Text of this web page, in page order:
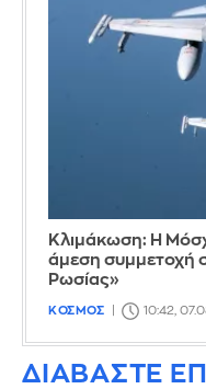
Κλιμάκωση: Η
άμεση συμμετοχή
Ρωσίας»
ΚΟΣΜΟΣ 10:42,
ΔΙΑΒΑΣΤΕ